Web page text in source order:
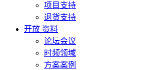
项目支持
退货支持
开放 资料
论坛会议
时频领域
方案案例